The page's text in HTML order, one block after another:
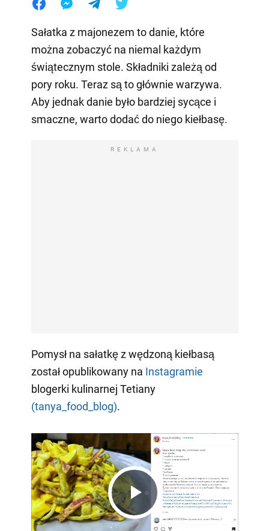
Sałatka z majonezem to danie, które
można zobaczyć na niemal każdym
świątecznym stole. Składniki zależą od
pory roku. Teraz są to głównie warzywa.
Aby jednak danie było bardziej sycące i
smaczne, warto dodać do niego kiełbasę.
REKLAMA
Pomysł na sałatkę z wędzoną kiełbasą
został opublikowany na Instagramie
blogerki kulinarnej Tetiany
(tanya_food_blog).
Play